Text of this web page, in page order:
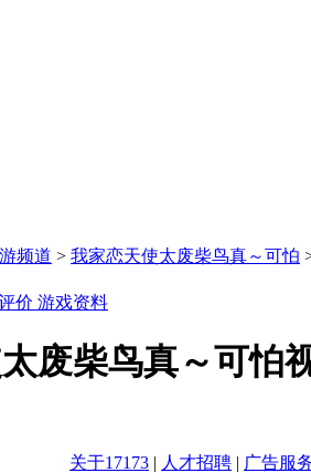
频道 > 我家恋天使太废柴鸟真～可怕
价 游戏资料
废柴鸟真～可怕
关于17173 | 人才招聘 | 广告服